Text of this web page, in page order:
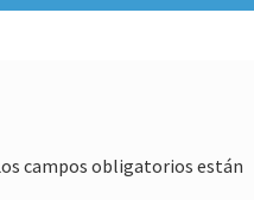
campos obligatorios están